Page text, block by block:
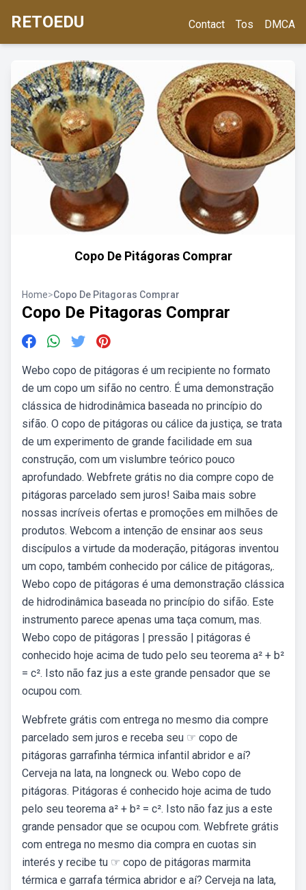
RETOEDU Contact Tos DMCA
Copo De Pitágoras Comprar
Home>Copo De Pitagoras Comprar
Copo De Pitagoras Comprar
Webo copo de pitágoras é um recipiente no formato
de um copo um sifão no centro. É uma demonstração
clássica de hidrodinâmica baseada no princípio do
sifão. O copo de pitágoras ou cálice da justiça, se trata
de um experimento de grande facilidade em sua
construção, com um vislumbre teórico pouco
aprofundado. Webfrete grátis no dia compre copo de
pitágoras parcelado sem juros! Saiba mais sobre
nossas incríveis ofertas e promoções em milhões de
produtos. Webcom a intenção de ensinar aos seus
discípulos a virtude da moderação, pitágoras inventou
um copo, também conhecido por cálice de pitágoras,.
Webo copo de pitá­go­ras é uma demons­tra­ção clás­sica
de hidro­di­nâ­mica baseada no prin­cí­pio do sifão. Este
ins­tru­mento parece apenas uma taça comum, mas.
Webo copo de pitágoras | pressão | pitágoras é
conhecido hoje acima de tudo pelo seu teorema a² + b²
= c². Isto não faz jus a este grande pensador que se
ocupou com.
Webfrete grátis com entrega no mesmo dia compre
parcelado sem juros e receba seu ☞ copo de
pitágoras garrafinha térmica infantil abridor e aí?
Cerveja na lata, na longneck ou. Webo copo de
pitágoras. Pitágoras é conhecido hoje acima de tudo
pelo seu teorema a² + b² = c². Isto não faz jus a este
grande pensador que se ocupou com. Webfrete grátis
com entrega no mesmo dia compra en cuotas sin
interés y recibe tu ☞ copo de pitágoras marmita
térmica e garrafa térmica abridor e aí? Cerveja na lata,